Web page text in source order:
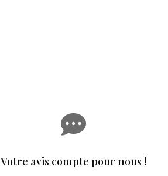

Votre avis compte pour nous !